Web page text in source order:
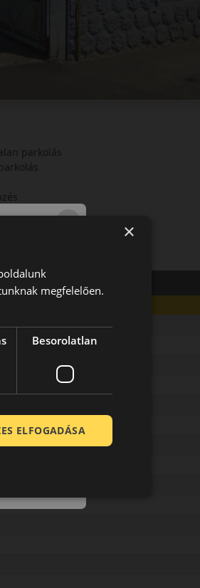
parkolás
szerelés
×
megfelelően.
Besorolatlan
ELFOGADÁSA